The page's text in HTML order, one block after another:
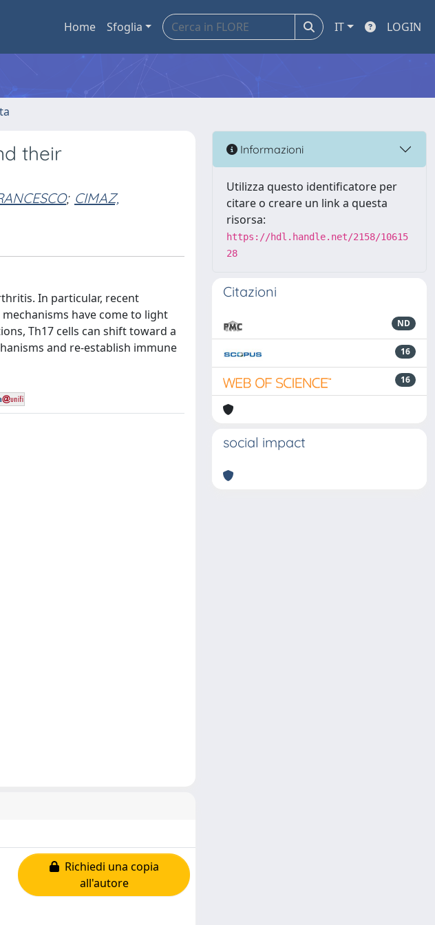
Home Sfoglia IT LOGIN
their
; CIMAZ,
In particular, recent
have come to light
Th17 cells can shift toward a
and re-establish immune
Richiedi una copia
all'autore
Informazioni
Utilizza questo identificatore per
citare o creare un link a questa
risorsa:
https://hdl.handle.net/2158/10615
28
Citazioni
ND
16
16
social impact